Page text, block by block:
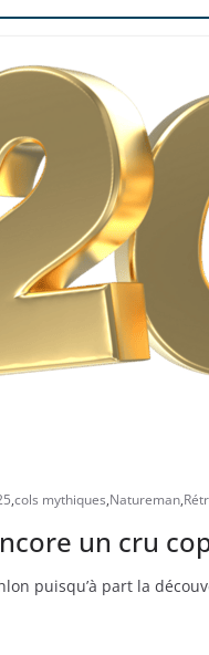
,cols mythiques,Natureman,
un cru
puisqu’à part la